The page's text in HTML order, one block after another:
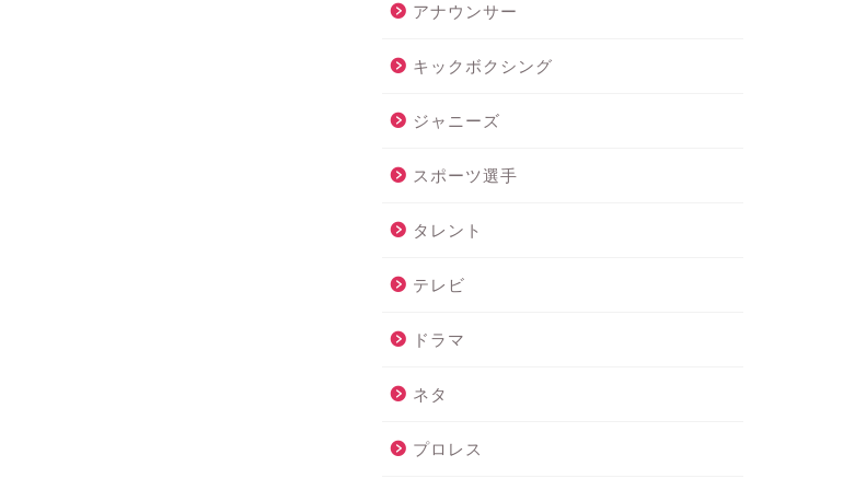
アナウンサー
キックボクシング
ジャニーズ
スポーツ選手
タレント
テレビ
ドラマ
ネタ
プロレス